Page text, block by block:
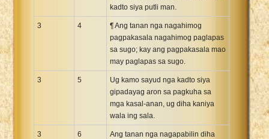
kadto siya putli man.
3 4
¶ Ang tanan nga nagahimog
pagpakasala nagahimog paglapas
sa sugo; kay ang pagpakasala mao
may paglapas sa sugo.
3 5
Ug kamo sayud nga kadto siya
gipadayag aron sa pagkuha sa
mga kasal-anan, ug diha kaniya
wala ing sala.
3 6
Ang tanan nga nagapabilin diha